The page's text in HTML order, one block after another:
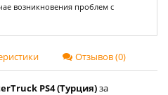
возникновения проблем с
Отзывов (0)
PS4 (Турция)за